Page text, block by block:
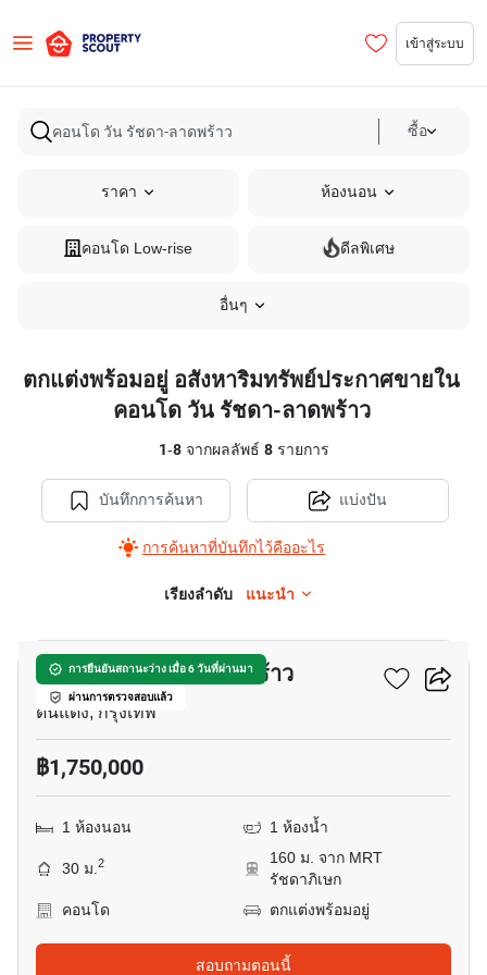
เข้าสู่ระบบ
ซื้อ
ราคา ห้องนอน
คอนโด Low-rise ดีลพิเศษ
อื่นๆ
ตกแต่งพร้อมอยู่ อสังหาริมทรัพย์ประกาศขายใน
คอนโด วัน รัชดา-ลาดพร้าว
1-8จากผลลัพธ์ 8รายการ
บันทึกการค้นหา
การค้นหาที่บันทึกไว้คืออะไร
แบ่งปัน
เรียงลำดับ แนะนำ
การยืนยันสถานะว่าง เมื่อ 6 วันที่ผ่านมา
ผ่านการตรวจสอบแล้ว
คอนโด วัน รัชดา-ลาดพร้าว
ดินแดง, กรุงเทพ
฿1,750,000
1 ห้องนอน 1 ห้องน้ำ
30 ม.2
160 ม. จาก MRT
รัชดาภิเษก
คอนโด
ตกแต่งพร้อมอยู่
สอบถามตอนนี้